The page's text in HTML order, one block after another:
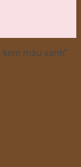
màu xanh”